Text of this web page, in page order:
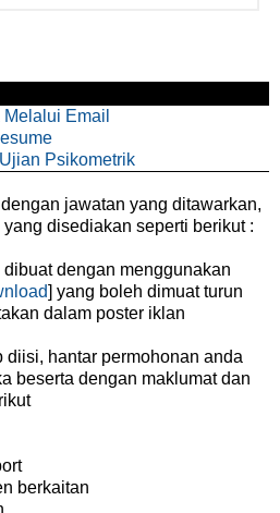
Email
Psikometrik
jawatan yang ditawarkan,
disediakan seperti berikut :
dengan menggunakan
] yang boleh dimuat turun
dalam poster iklan
diisi, hantar permohonan anda
beserta dengan maklumat dan
berkaitan